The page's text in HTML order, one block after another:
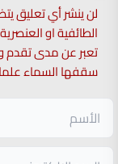
لن ينشر أي تعليق
الطائفية او
تعبر عن مدى تقدم
سقفها السماء